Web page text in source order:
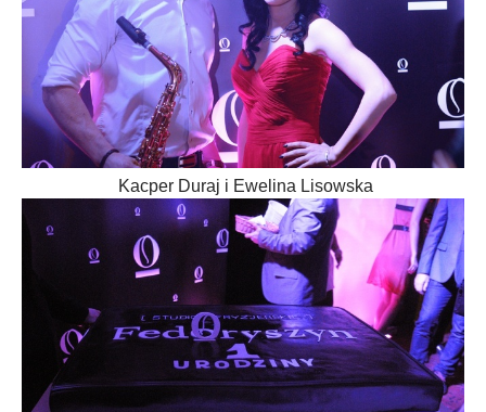
Kacper Duraj i Ewelina Lisowska